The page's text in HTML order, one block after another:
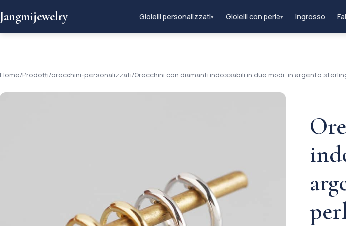
Jangmijewelry Gioielli personalizzati▾ Gioielli con perle▾ Ingrosso
Home/Prodotti/orecchini-personalizzati/Orecchini con diamanti indossabili in due modi, in argento